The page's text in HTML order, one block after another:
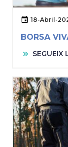
18-Abril-
BORSA
SEGUEIX